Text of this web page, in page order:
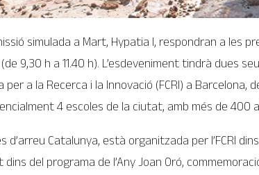
simulada a Mart, Hypatia I, respondran a les
9,30 h a 11.40 h). L’esdeveniment tindrà dues
a la Recerca i la Innovació (FCRI) a Barcelona,
4 escoles de la ciutat, amb més de 400
d’arreu Catalunya, està organitzada per l’FCRI
del programa de l’Any Joan Oró,